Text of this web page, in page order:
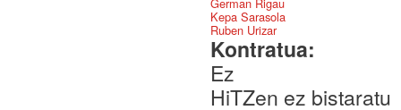
Kepa Sarasola
Ruben Urizar
Kontratua:
Ez
HiTZen ez bistaratu